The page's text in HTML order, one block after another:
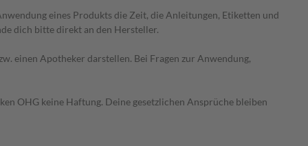
eines Produkts die Zeit, die Anleitungen, Etiketten und
dich bitte direkt an den Hersteller.
einen Apotheker darstellen. Bei Fragen zur Anwendung,
OHG keine Haftung. Deine gesetzlichen Ansprüche bleiben